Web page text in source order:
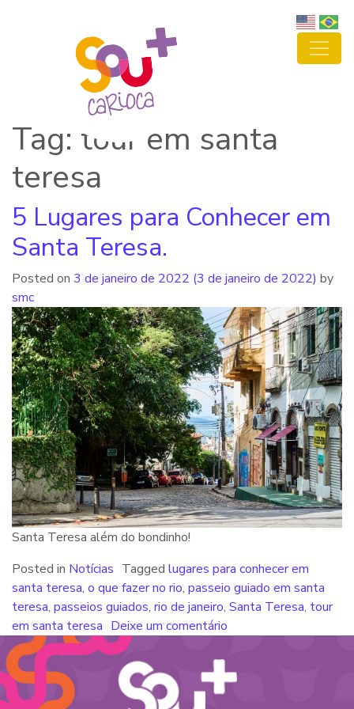
Tag: tour em santa
teresa
5 Lugares para Conhecer em
Santa Teresa.
Posted on 3 de janeiro de 2022 (3 de janeiro de 2022) by
smc
Santa Teresa além do bondinho!
Posted in Notícias Tagged lugares para conhecer em
santa teresa, o que fazer no rio, passeio guiado em santa
teresa, passeios guiados, rio de janeiro, Santa Teresa, tour
em santa teresa Deixe um comentário